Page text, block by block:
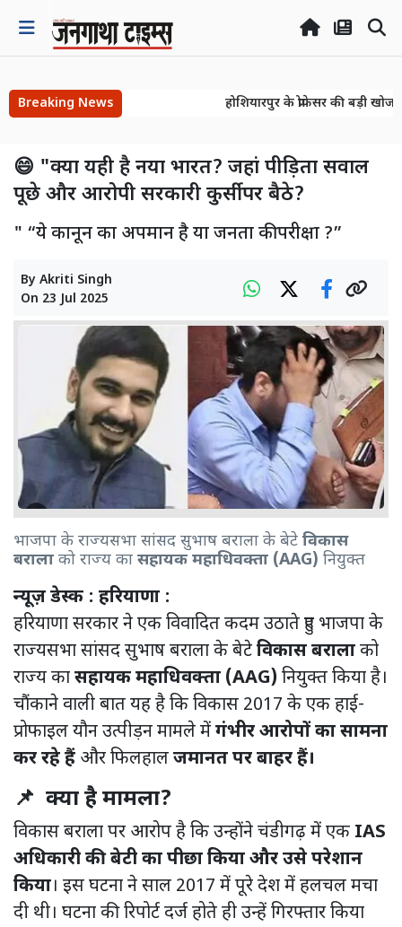
Breaking News
होशियारपुर के प्रोफेसर की बड़ी
😄 "क्या यही है नया भारत? जहां पीड़िता सवाल
पूछे और आरोपी सरकारी कुर्सी पर बैठे?
" “ये कानून का अपमान है या जनता की परीक्षा ?”
By Akriti Singh
On 23 Jul 2025
भाजपा के राज्यसभा सांसद सुभाष बराला के बेटे विकास
बराला को राज्य का सहायक महाधिवक्ता (AAG) नियुक्त
ChatGPT said:
न्यूज़ डेस्क : हरियाणा :
हरियाणा सरकार ने एक विवादित कदम उठाते हुए भाजपा के
राज्यसभा सांसद सुभाष बराला के बेटेविकास बरालाको
राज्य कासहायक महाधिवक्ता (AAG) नियुक्त किया है।
चौंकाने वाली बात यह है कि विकास 2017 के एक हाई-
प्रोफाइल यौन उत्पीड़न मामले मेंगंभीर आरोपों का सामना
कर रहे हैं और फिलहालजमानत पर बाहर हैं।
📌 क्या है मामला?
विकास बराला पर आरोप है कि उन्होंने चंडीगढ़ में एक IAS
अधिकारी की बेटी का पीछा किया और उसे परेशान
किया। इस घटना ने साल 2017 में पूरे देश में हलचल मचा
दी थी। घटना की रिपोर्ट दर्ज होते ही उन्हें गिरफ्तार किया